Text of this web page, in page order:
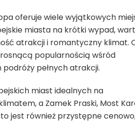
oferuje wiele wyjątkowych
miasta na krótki wypad,
atrakcji i romantyczny klimat.
popularnością wśród
pełnych atrakcji.
miast idealnych na
a Zamek Praski, Most
jest również przystępne